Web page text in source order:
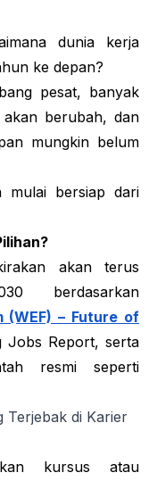
dunia kerja
ke depan?
pesat, banyak
berubah, dan
mungkin belum
mulai bersiap dari
akan terus
berdasarkan
(WEF) – Future of
Jobs Report, serta
resmi seperti
Terjebak di Karier
kursus atau